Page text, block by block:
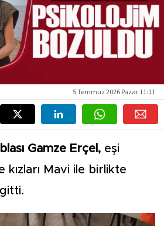
5 Temmuz 2026 Pazar 11:11
Gamze Erçel, eşi
kızları Mavi ile birlikte